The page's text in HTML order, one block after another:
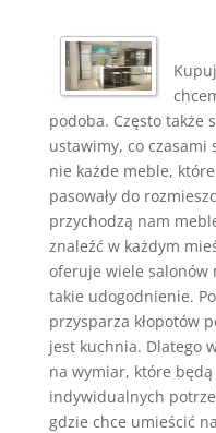
podoba. Często także
ustawimy, co
nie każde meble,
pasowały do
przychodzą nam
znaleźć w każdym
oferuje wiele salonów
takie udogodnienie.
przysparza kłopotów
jest kuchnia. Dlatego
na wymiar, które
indywidualnych
gdzie chce umieścić